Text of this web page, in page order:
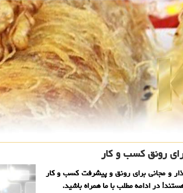
رونق كسب و كار
و مجانی برای رونق و پیشرفت كسب و كار
در ادامه مطلب با ما همراه باشید.